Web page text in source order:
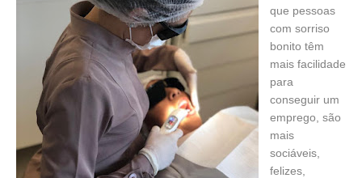
que pessoas
com sorriso
bonito têm
mais facilidade
para
conseguir um
emprego, são
mais
sociáveis,
felizes,